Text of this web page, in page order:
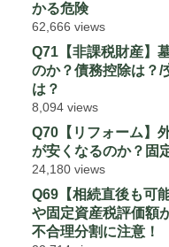
かる危険
62,666 views
Q71【非課税財産】
のか？債務控除は？/
は？
8,094 views
Q70【リフォーム】
が安くなるのか？固
24,180 views
Q69【相続直後も可
や固定資産税評価額
不合理分割に注意！